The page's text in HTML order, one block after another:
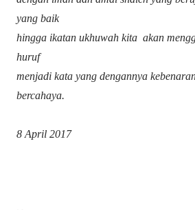
yang baik
hingga ikatan ukhuwah kita akan
huruf
menjadi kata yang dengannya
bercahaya.
8 April 2017